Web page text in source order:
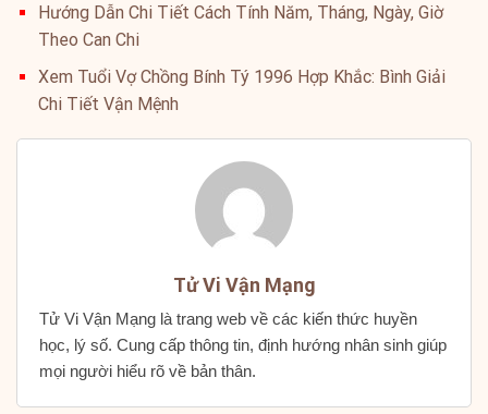
Hướng Dẫn Chi Tiết Cách Tính Năm, Tháng, Ngày, Giờ
Theo Can Chi
Xem Tuổi Vợ Chồng Bính Tý 1996 Hợp Khắc: Bình Giải
Chi Tiết Vận Mệnh
Tử Vi Vận Mạng
Tử Vi Vận Mạng là trang web về các kiến thức huyền
học, lý số. Cung cấp thông tin, định hướng nhân sinh giúp
mọi người hiểu rõ về bản thân.